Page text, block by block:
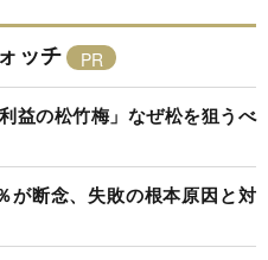
ッチ
益の松竹梅」なぜ松を狙うべ
が断念、失敗の根本原因と対